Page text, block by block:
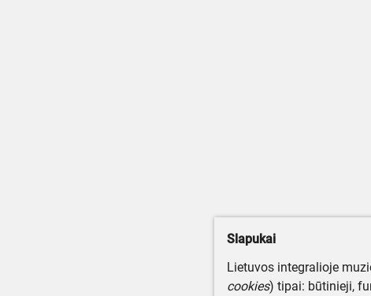
Slapukai
Lietuvos integralioje
cookies) tipai: būtinieji,